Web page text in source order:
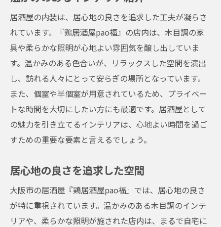
居酒屋の内装は、居心地の良さを追求した工夫が凝らさ
れています。『鶏居酒屋pao福』の店内は、木目調の家
具や柔らかな照明が心地よい雰囲気を醸し出していま
す。温かみのある色合いが、リラックスした空間を演出
し、訪れる人々にとって安らぎの場所となっています。
また、個室や半個室が用意されているため、プライベー
トな時間を大切にしたい方にも最適です。居酒屋として
の魅力を引き立てるインテリアは、心地よい時間を過ご
すための重要な要素と言えるでしょう。
居心地の良さを追求した空間
大阪市の居酒屋『鶏居酒屋pao福』では、居心地の良さ
が特に重視されています。温かみのある木目調のインテ
リアや、柔らかな照明が施された店内は、まるで自宅に